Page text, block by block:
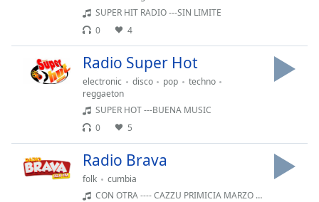
window.
Escape
window.
SUPER HIT RADIO ---SIN LIMITE
0
4
Radio Super Hot
electronic disco pop
techno
reggaeton
SUPER HOT ---BUENA MUSIC
0
5
Radio Brava
folk
cumbia
CON OTRA ---- CAZZU PRIMICIA MARZO 2025